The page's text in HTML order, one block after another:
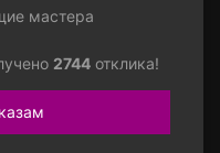
мастера
2744 отклика!